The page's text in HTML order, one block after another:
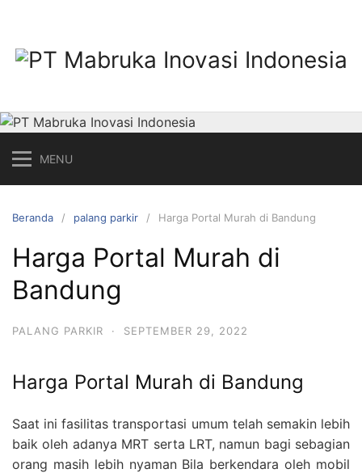
konten
MENU
Beranda palang parkir Harga Portal Murah di Bandung
Harga Portal Murah di
Bandung
PALANG PARKIR · SEPTEMBER 29, 2022
Harga Portal Murah di Bandung
Saat ini fasilitas transportasi umum telah semakin lebih
baik oleh adanya MRT serta LRT, namun bagi sebagian
orang masih lebih nyaman Bila berkendara oleh mobil